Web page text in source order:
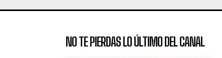
NO TE PIERDAS LO ÚLTIMO DEL CANAL